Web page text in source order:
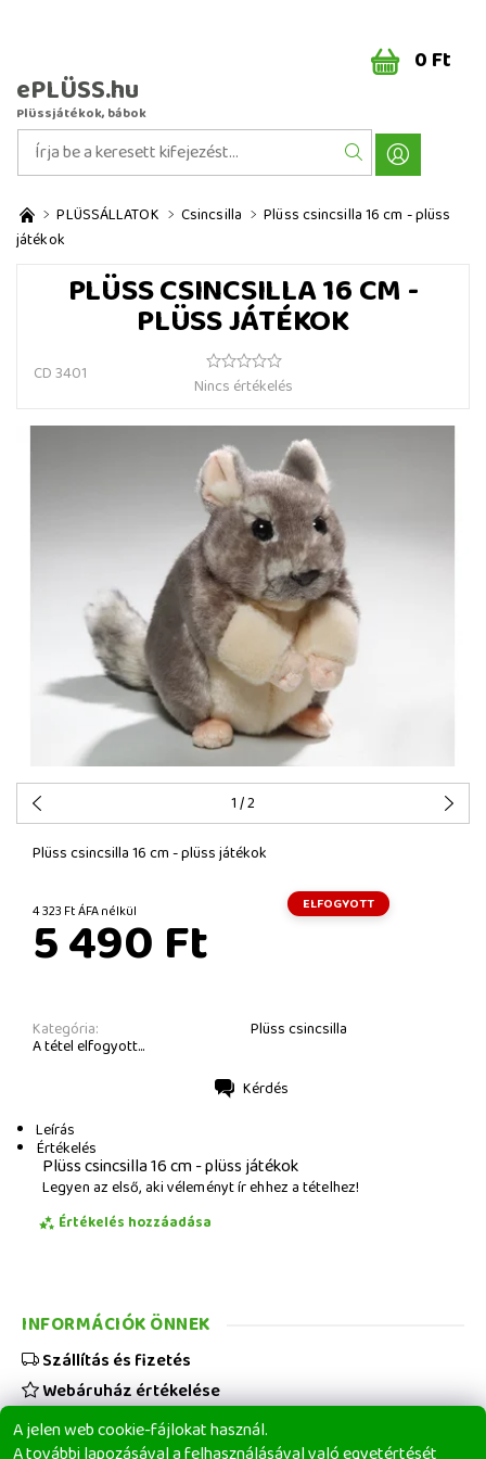
ePLÜSS.hu
Plüssjátékok, bábok
0 Ft
PLÜSSÁLLATOK Csincsilla
Plüss csincsilla 16 cm - plüss
játékok
PLÜSS CSINCSILLA 16 CM -
PLÜSS JÁTÉKOK
CD 3401
Nincs értékelés
1/ 2
Plüss csincsilla 16 cm - plüss játékok
4 323 Ft ÁFA nélkül ELFOGYOTT
5 490 Ft
Kategória: Plüss csincsilla
A tétel elfogyott...
Kérdés
Leírás
Értékelés
Plüss csincsilla 16 cm - plüss játékok
Legyen az első, aki véleményt ír ehhez a tételhez!
Értékelés hozzáadása
A jelen web cookie-fájlokat használ.
INFORMÁCIÓK ÖNNEK
Szállítás és fizetés
Webáruház értékelése
Viszonteladóknak
Üzleti feltételek